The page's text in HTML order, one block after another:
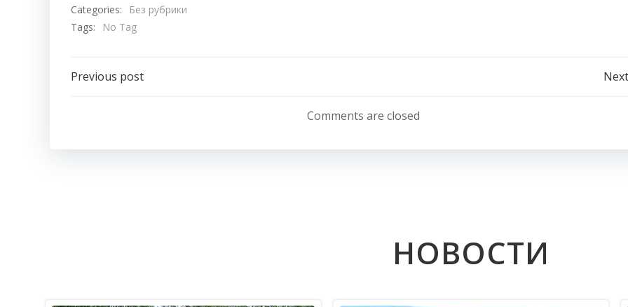
Categories:
Без рубрики
Tags:
No Tag
Навигация
записям
Previous post
по
записям
Comments are closed
НОВОСТИ